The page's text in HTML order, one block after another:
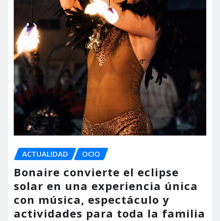
ACTUALIDAD OCIO
Bonaire convierte el eclipse
solar en una experiencia única
con música, espectáculo y
actividades para toda la familia